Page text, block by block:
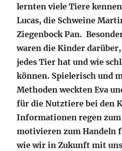
lernten viele Tiere
Lucas, die Schweine
Ziegenbock Pan.
waren die Kinder
jedes Tier hat und wie
können. Spielerisch und
Methoden weckten Eva
für die Nutztiere bei den
Informationen regen zum
motivieren zum Handeln
wie wir in Zukunft mit